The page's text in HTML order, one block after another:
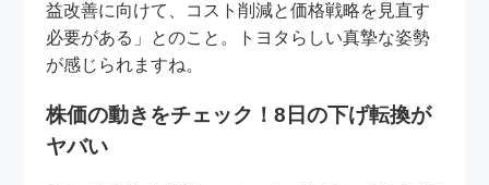
益改善に向けて、コスト削減と価格戦略を見直す
必要がある」とのこと。トヨタらしい真摯な姿勢
が感じられますね。
株価の動きをチェック！8日の下げ転換が
ヤバい